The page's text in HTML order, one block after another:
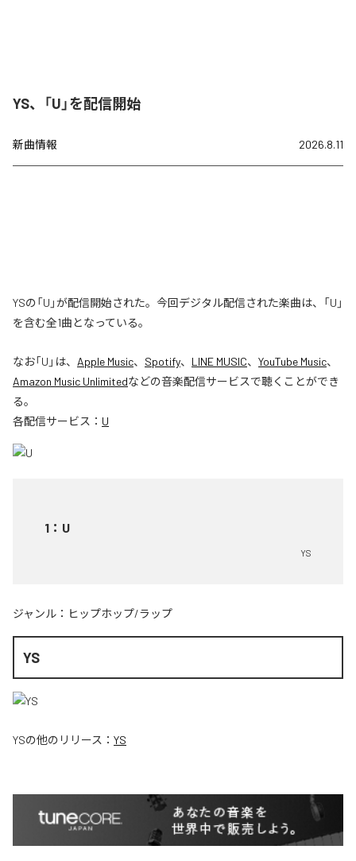
YS、「U」を配信開始
新曲情報 2026.8.11
YSの「U」が配信開始された。今回デジタル配信された楽曲は、「U」
を含む全1曲となっている。
なお「U 」は、 Apple Music、 Spotify、 LINE MUSIC、 YouTube Music、
Amazon Music Unlimitedなどの音楽配信サービスで聴くことができ
る。
各配信サービス： U
1 ： U
YS
ジャンル： ヒップホップ/ラップ
YS
YSの他のリリース： YS